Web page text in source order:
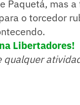
Paquetá, mas a
o torcedor
Libertadores!